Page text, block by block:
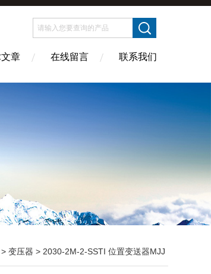
章 在线留言 联系我们
变压器 > 2030-2M-2-SSTI 位置变送器MJJ